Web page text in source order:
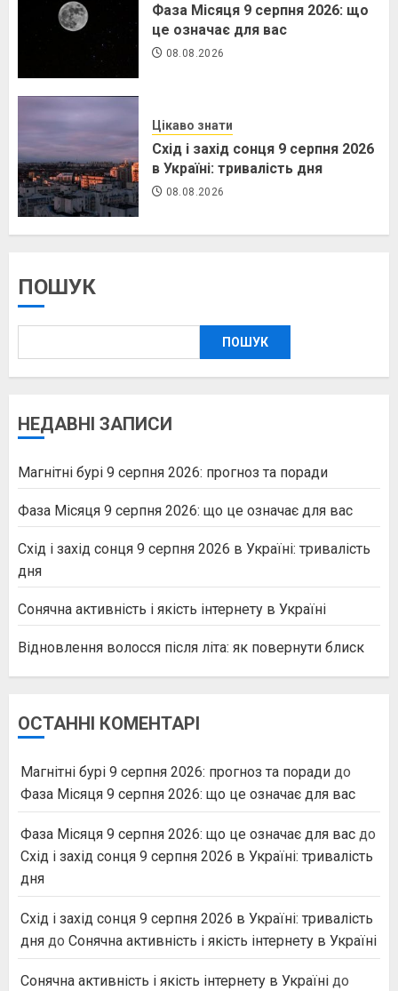
Фаза Місяця 9 серпня 2026: що
це означає для вас
08.08.2026
Цікаво знати
Схід і захід сонця 9 серпня 2026
в Україні: тривалість дня
08.08.2026
ПОШУК
ПОШУК
НЕДАВНІ ЗАПИСИ
Магнітні бурі 9 серпня 2026: прогноз та поради
Фаза Місяця 9 серпня 2026: що це означає для вас
Схід і захід сонця 9 серпня 2026 в Україні: тривалість
дня
Сонячна активність і якість інтернету в Україні
Відновлення волосся після літа: як повернути блиск
ОСТАННІ КОМЕНТАРІ
Магнітні бурі 9 серпня 2026: прогноз та поради до
Фаза Місяця 9 серпня 2026: що це означає для вас
Фаза Місяця 9 серпня 2026: що це означає для вас до
Схід і захід сонця 9 серпня 2026 в Україні: тривалість
дня
Схід і захід сонця 9 серпня 2026 в Україні: тривалість
дня до Сонячна активність і якість інтернету в Україні
Сонячна активність і якість інтернету в Україні до